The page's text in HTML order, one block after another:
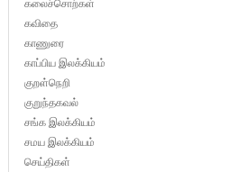
கவிதை
காணுரை
காப்பிய இலக்கியம்
குறள்நெறி
குறுந்தகவல்
சங்க இலக்கியம்
சமய இலக்கியம்
செய்திகள்